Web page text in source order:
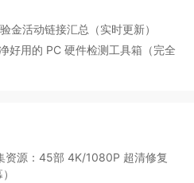
金活动链接汇总（实时更新）
好用的 PC 硬件检测工具箱（完全
资源：45部 4K/1080P 超清修复